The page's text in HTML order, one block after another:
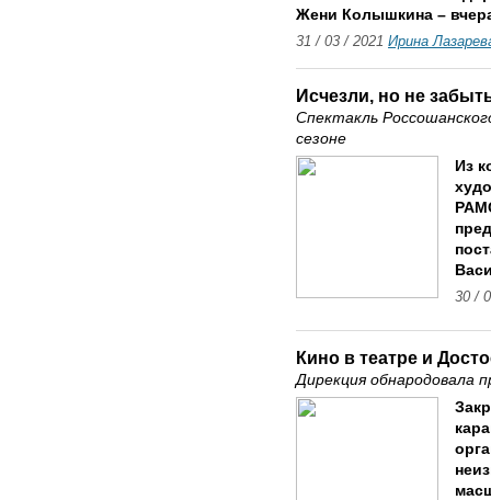
Жени Колышкина –
31 / 03 / 2021 Ирина
Исчезли, но не
Спектакль
сезоне
Из
30 /
Кино в театре и
Дирекция обнародовала